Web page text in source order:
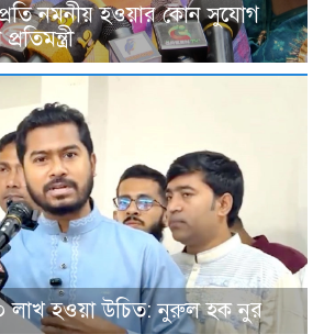
নমনীয় হওয়ার কোন সুযোগ
লাখ হওয়া উচিত: নুরুল হক নুর